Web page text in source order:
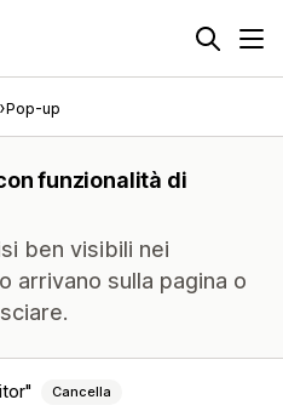
Pop-up
funzionalità di
ben visibili nei
arrivano sulla pagina o
Cancella